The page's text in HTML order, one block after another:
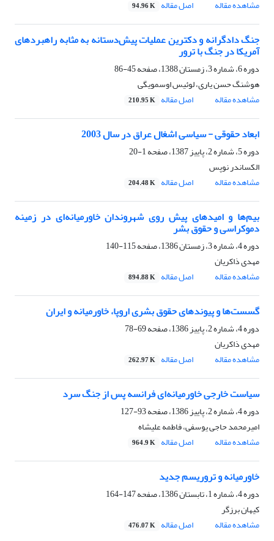
مشاهده مقاله
اصل مقاله 94.96 K
جنگ دادگرانه و دکترین عملیات پیش‌دستانه به مثابه راهبردهای
آمریکا در جنگ با ترور
دوره 6، شماره 3، زمستان 1388، صفحه
45-86
هوشنگ حسن یاری، لوئیس اوسمویگی
مشاهده مقاله
اصل مقاله 210.95 K
ابعاد حقوقی - سیاسی اشغال عراق در سال 2003
دوره 5، شماره 2، پاییز 1387، صفحه
1-20
الکساندر نوپس
مشاهده مقاله
اصل مقاله 204.48 K
بیم‌ها و امیدهای پیش روی شهروندان خاورمیانه‌ای در زمینه
دموکراسی و حقوق بشر
دوره 4، شماره 3، زمستان 1386، صفحه
115-140
مهدی ذاکریان
مشاهده مقاله
اصل مقاله 894.88 K
گسست‌ها و پیوندهای حقوق بشری اروپا، خاورمیانه و ایران
دوره 4، شماره 2، پاییز 1386، صفحه
69-78
مهدی ذاکریان
مشاهده مقاله
اصل مقاله 262.97 K
سیاست خارجی خاورمیانه‌ای فرانسه پس از جنگ سرد
دوره 4، شماره 2، پاییز 1386، صفحه
93-127
امیرمحمد حاجی یوسفی، فاطمه علیشاه
مشاهده مقاله
اصل مقاله 964.9 K
خاورمیانه و تروریسم جدید
دوره 4، شماره 1، تابستان 1386، صفحه
147-164
کیهان برزگر
مشاهده مقاله
اصل مقاله 476.07 K